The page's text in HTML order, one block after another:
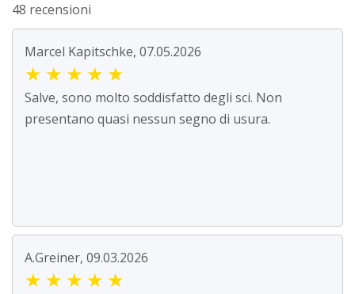
48 recensioni
Marcel Kapitschke, 07.05.2026
★ ★ ★ ★ ★
Salve, sono molto soddisfatto degli sci. Non
presentano quasi nessun segno di usura.
A.Greiner, 09.03.2026
★ ★ ★ ★ ★